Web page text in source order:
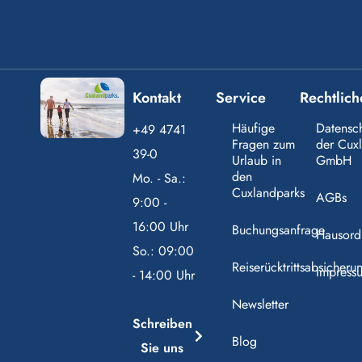
Kontakt
+49 4741
39-0
Mo. - Sa.:
9:00 -
16:00 Uhr
So.: 09:00
- 14:00 Uhr
Schreiben
Sie uns
Service
Häufige
Fragen zum
Urlaub in
den
Cuxlandparks
Buchungsanfrage
Newsletter
Blog
der
GmbH
AGBs